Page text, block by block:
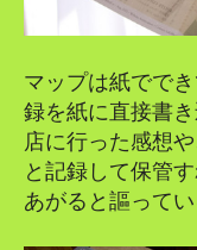
マップは紙でで
録を紙に直接書
店に行った感想
と記録して保管
あがると謳ってい